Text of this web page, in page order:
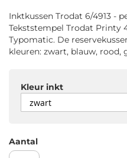
Inktkussen Trodat 6/4913 -
Tekststempel Trodat Printy
Typomatic. De
kleuren: zwart, blauw, rood,
Kleur inkt
Aantal